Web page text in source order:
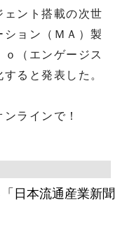
ント搭載の次世
ョン（ＭＡ）製
（エンゲージス
ると発表した。
ラインで！
日本流通産業新聞